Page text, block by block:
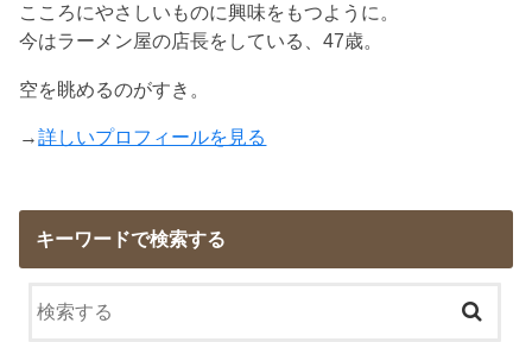
こころにやさしいものに興味をもつように。
今はラーメン屋の店長をしている、47歳。
空を眺めるのがすき。
→詳しいプロフィールを見る
キーワードで検索する